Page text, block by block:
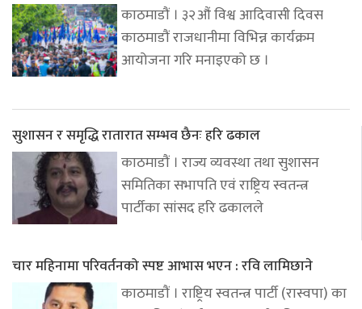
काठमाडौं । ३२औं विश्व आदिवासी दिवस
काठमाडौं राजधानीमा विभिन्न कार्यक्रम
आयोजना गरि मनाइएको छ ।
सुशासन र समृद्धि रातारात सम्भव छैनः हरि ढकाल
काठमाडौं । राज्य व्यवस्था तथा सुशासन
समितिका सभापति एवं राष्ट्रिय स्वतन्त्र
पार्टीका सांसद हरि ढकालले
चार महिनामा परिवर्तनको स्पष्ट आभास भएन : रवि लामिछाने
काठमाडौं । राष्ट्रिय स्वतन्त्र पार्टी (रास्वपा) का